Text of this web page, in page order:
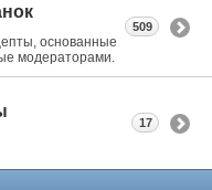
основанные
модераторами.
509
17